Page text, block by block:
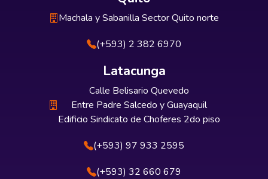
Machala y Sabanilla Sector Quito norte
(+593) 2 382 6970
Latacunga
Calle Belisario Quevedo
Entre Padre Salcedo y Guayaquil
Edificio Sindicato de Choferes 2do piso
(+593) 97 933 2595
(+593) 32 660 679